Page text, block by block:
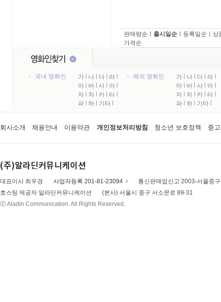
판매량순 ㅣ 출시일순 ㅣ 등록일순 ㅣ 상
가격순
국내 영화인 가 l 나 l 다 l 라 l
마 l 바 l 사 l 아 l
자 l 차 l 카 l 타 l
파 l 하 l 기타 l
해외 영화인 가 l 나 l 다 l 라 l
마 l 바 l 사 l 아 l
자 l 차 l 카 l 타 l
파 l 하 l 기타 l
회사소개 채용안내 이용약관 개인정보처리방침 청소년 보호정책 중
(주)알라딘커뮤니케이션
대표이사 최우경 사업자등록 201-81-23094
통신판매업신고 2003-서울중
호스팅 제공자 알라딘커뮤니케이션
(본사) 서울시 중구 서소문로 89-31
ⓒ Aladin Communication. All Rights Reserved.